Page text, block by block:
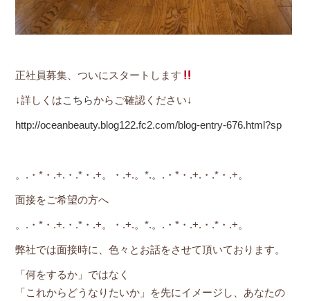
正社員募集、ついにスタートします
↓詳しくはこちらからご確認ください↓
http://oceanbeauty.blog122.fc2.com/blog-entry-676.html?sp
。.・*・.+.・.*・.+。・.+.。*.。.・*・.+.・.*・.+。
面接をご希望の方へ
。.・*・.+.・.*・.+。・.+.。*.。.・*・.+.・.*・.+。
弊社では面接時に、色々とお話をさせて頂いております。
「何をするか」ではなく
「これからどうなりたいか」を先にイメージし、あなたの